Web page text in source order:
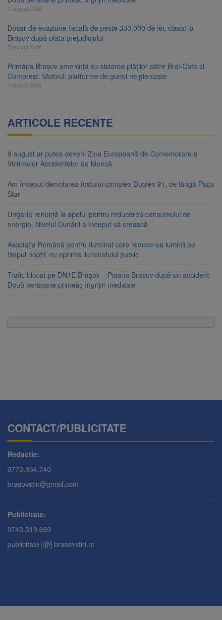
7 august 2026
Dosar de evaziune fiscală de peste 330.000 de lei, clasat la
Brașov după plata prejudiciului
7 august 2026
Primăria Brașov amenință cu sistarea plăților către Brai-Cata și
Comprest. Motivul: platforme de gunoi neigienizate
7 august 2026
ARTICOLE RECENTE
8 august ar putea deveni Ziua Europeană de Comemorare a
Victimelor Accidentelor de Muncă
Am început demolarea fostului complex Duplex 91, de lângă Piața
Star
Ungaria renunță la apelul pentru reducerea consumului de
energie. Nivelul Dunării a început să crească
Asociația Română pentru Iluminat cere reducerea luminii pe
timpul nopții, nu oprirea iluminatului public
Trafic blocat pe DN1E Brașov – Poiana Brașov după un accident.
Două persoane primesc îngrijiri medicale
CONTACT/PUBLICITATE
Redactie:
0773.834.740
brasovstiri@gmail.com
Publicitate:
0743.519.669
publicitate [@] brasovstiri.ro